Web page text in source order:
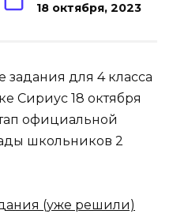
18 октября, 2023
для 4 класса
Сириус 18 октября
официальной
школьников 2
(уже решили)